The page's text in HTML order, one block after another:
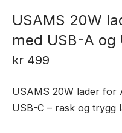
USAMS 20W
med USB-A og
kr 499
USAMS 20W lader for
USB-C – rask og trygg